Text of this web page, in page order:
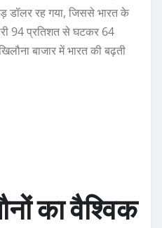
रह गया, जिससे भारत के
94 प्रतिशत से घटकर 64
बाजार में भारत की बढ़ती
का वैश्विक